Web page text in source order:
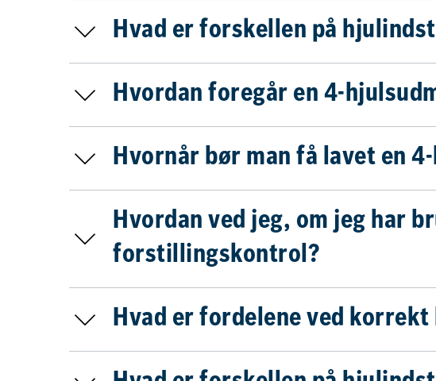
Hvad er forskellen på
Hvordan foregår en 4-
Hvornår bør man få lavet en
Hvordan ved jeg, om jeg har
forstillingskontrol?
Hvad er fordelene ved